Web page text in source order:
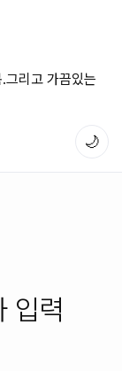
그리고 가끔있는
🌙
입력